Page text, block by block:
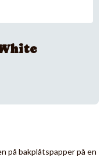
på bakplåtspapper på en